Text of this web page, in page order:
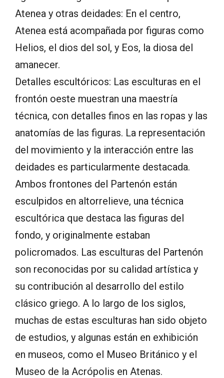
Atenea y otras deidades: En el centro,
Atenea está acompañada por figuras como
Helios, el dios del sol, y Eos, la diosa del
amanecer.
Detalles escultóricos: Las esculturas en el
frontón oeste muestran una maestría
técnica, con detalles finos en las ropas y las
anatomías de las figuras. La representación
del movimiento y la interacción entre las
deidades es particularmente destacada.
Ambos frontones del Partenón están
esculpidos en altorrelieve, una técnica
escultórica que destaca las figuras del
fondo, y originalmente estaban
policromados. Las esculturas del Partenón
son reconocidas por su calidad artística y
su contribución al desarrollo del estilo
clásico griego. A lo largo de los siglos,
muchas de estas esculturas han sido objeto
de estudios, y algunas están en exhibición
en museos, como el Museo Británico y el
Museo de la Acrópolis en Atenas.